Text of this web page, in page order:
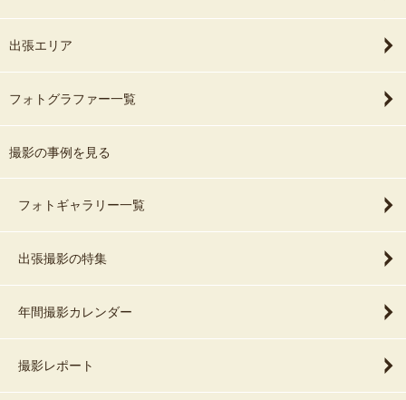
出張エリア
フォトグラファー一覧
撮影の事例を見る
フォトギャラリー一覧
出張撮影の特集
年間撮影カレンダー
撮影レポート